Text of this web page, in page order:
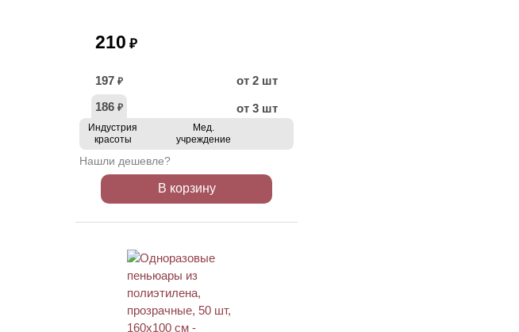
210 ₽
197 ₽
от 2 шт
186 ₽ от 3 шт
Индустрия
красоты
Мед.
учреждение
Нашли дешевле?
В корзину